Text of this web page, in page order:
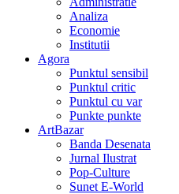
Analiza
Economie
Institutii
Agora
Punktul sensibil
Punktul critic
Punktul cu var
Punkte punkte
ArtBazar
Banda Desenata
Jurnal Ilustrat
Pop-Culture
Sunet E-World